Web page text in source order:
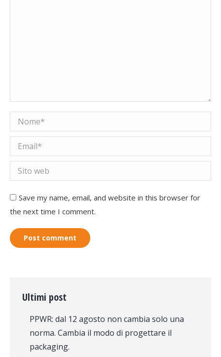
Nome *
Email *
Sito web
Save my name, email, and website in this browser for
the next time I comment.
Post comment
Ultimi post
PPWR: dal 12 agosto non cambia solo una
norma. Cambia il modo di progettare il
packaging.